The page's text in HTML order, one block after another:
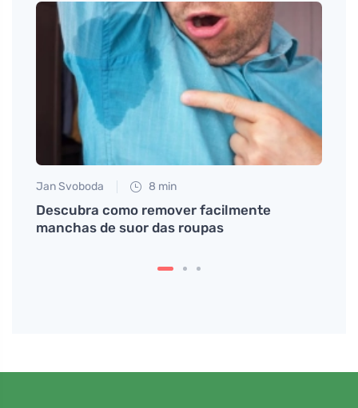
Jan Svoboda 8 min
Descubra como remover facilmente
manchas de suor das roupas